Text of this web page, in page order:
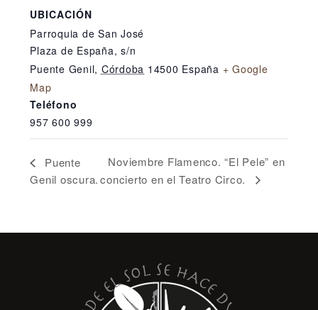
UBICACIÓN
Parroquia de San José
Plaza de España, s/n
Puente Genil, Córdoba 14500 España + Google
Map
Teléfono
957 600 999
Puente
Genil oscura.
Noviembre Flamenco. “El Pele” en
concierto en el Teatro Circo.